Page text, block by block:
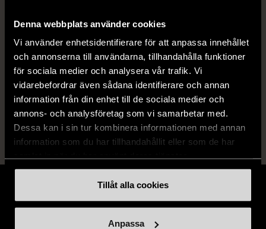
Denna webbplats använder cookies
Vi använder enhetsidentifierare för att anpassa innehållet
och annonserna till användarna, tillhandahålla funktioner
för sociala medier och analysera vår trafik. Vi
vidarebefordrar även sådana identifierare och annan
information från din enhet till de sociala medier och
annons- och analysföretag som vi samarbetar med.
Dessa kan i sin tur kombinera informationen med annan
information som du har tillhandahållit eller som de har
Tillåt alla cookies
Anpassa
Fri frakt på alla köp över 990 kr.
14 dagars ångerrät.